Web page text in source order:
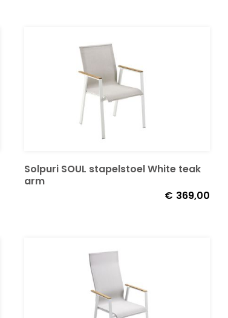
Solpuri SOUL stapelstoel White teak
arm
€ 369,00